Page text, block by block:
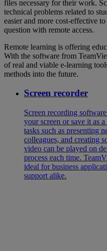
files necessary for their work.
technical problems related to
easier and more cost-effective
question with remote access.
Remote learning is offering
With the software from
of real and viable e-learning
methods into the future.
Screen recorder
Screen recording
your screen or save it as
tasks such as presenting
colleagues, and creating
video can be played on
process each time.
ideal for business
support alike.